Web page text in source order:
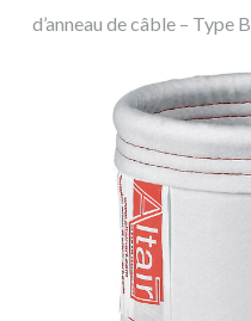
d’anneau de câble – Type B